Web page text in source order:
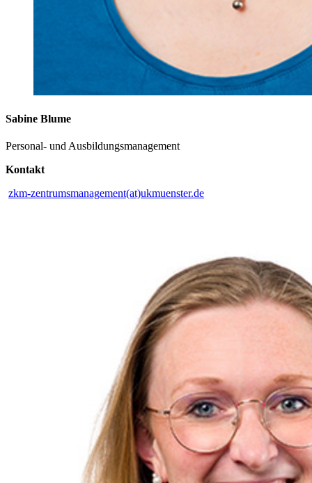
Sabine Blume
Personal- und Ausbildungsmanagement
Kontakt
zkm-zentrumsmanagement(at)ukmuenster.de